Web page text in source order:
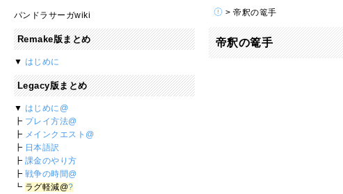
> 帝釈の篭手
帝釈の篭手
パンドラサーガwiki
Remake版まとめ
▼ はじめに
Legacy版まとめ
▼ はじめに@
┣ プレイ方法@
┣ メインクエスト@
┣ 日本語訳
┣ 課金のやり方
┣ 戦争の時間@
┗ ラグ軽減@?